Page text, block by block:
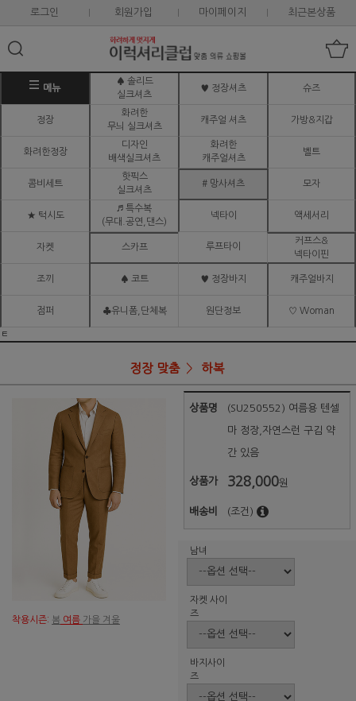
로그인 회원가입 마이페이지 최근본상품
메뉴
♠ 솔리드
실크셔츠
♥ 정장셔츠 슈즈
정장
화려한
무늬 실크셔츠
캐주얼 셔츠 가방&지갑
화려한정장
디자인
배색실크셔츠
화려한
캐주얼셔츠
벨트
콤비세트
핫픽스
실크셔츠
# 망사셔츠 모자
★ 턱시도
♬ 특수복
(무대.공연,댄스)
넥타이 액세서리
자켓 스카프 루프타이
커프스&
넥타이핀
조끼 ♠ 코트 ♥ 정장바지 캐주얼바지
점퍼 ♣유니폼,단체복 원단정보 ♡ Woman
ㅌ
정장 맞춤 하복
착용시즌: 봄 여름 가을 겨울
상품명 (SU250552) 여름용 텐셀
마 정장,자연스런 구김 약
간 있음
상품가 328,000원
배송비 (조건)
남녀
자켓 사이
즈
바지사이
즈